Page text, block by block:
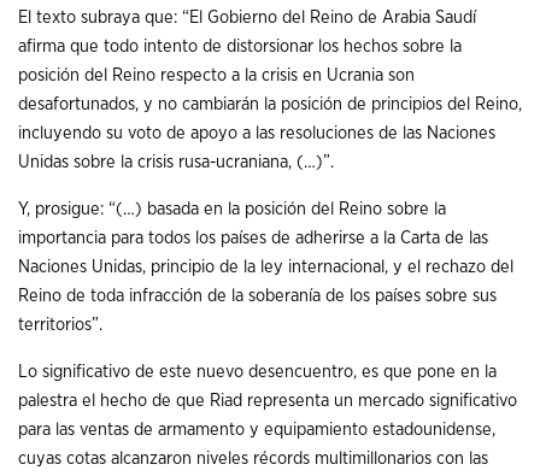
El texto subraya que: “El Gobierno del Reino de Arabia Saudí
afirma que todo intento de distorsionar los hechos sobre la
posición del Reino respecto a la crisis en Ucrania son
desafortunados, y no cambiarán la posición de principios del Reino,
incluyendo su voto de apoyo a las resoluciones de las Naciones
Unidas sobre la crisis rusa-ucraniana, (…)”.
Y, prosigue: “(…) basada en la posición del Reino sobre la
importancia para todos los países de adherirse a la Carta de las
Naciones Unidas, principio de la ley internacional, y el rechazo del
Reino de toda infracción de la soberanía de los países sobre sus
territorios”.
Lo significativo de este nuevo desencuentro, es que pone en la
palestra el hecho de que Riad representa un mercado significativo
para las ventas de armamento y equipamiento estadounidense,
cuyas cotas alcanzaron niveles récords multimillonarios con las